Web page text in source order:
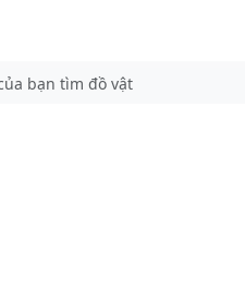
bạn tìm đồ vật